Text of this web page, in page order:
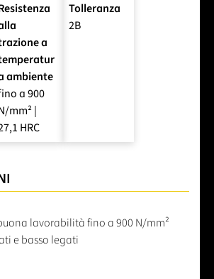
a
ambiente
a 900
mm² |
HRC
Tolleranza
2B
lavorabilità fino a 900 N/mm²
e basso legati